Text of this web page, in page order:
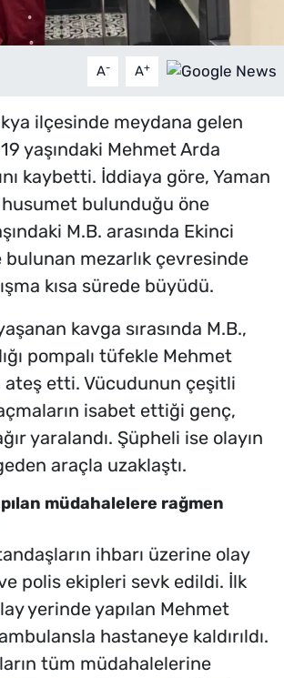
A- A+
ilçesinde meydana gelen
yaşındaki Mehmet Arda
kaybetti. İddiaya göre, Yaman
husumet bulunduğu öne
M.B. arasında Ekinci
bulunan mezarlık çevresinde
kısa sürede büyüdü.
kavga sırasında M.B.,
pompalı tüfekle Mehmet
ateş etti. Vücudunun çeşitli
isabet ettiği genç,
yaralandı. Şüpheli ise olayın
araçla uzaklaştı.
müdahalelere rağmen
ihbarı üzerine olay
polis ekipleri sevk edildi. İlk
yerinde yapılan Mehmet
hastaneye kaldırıldı.
tüm müdahalelerine